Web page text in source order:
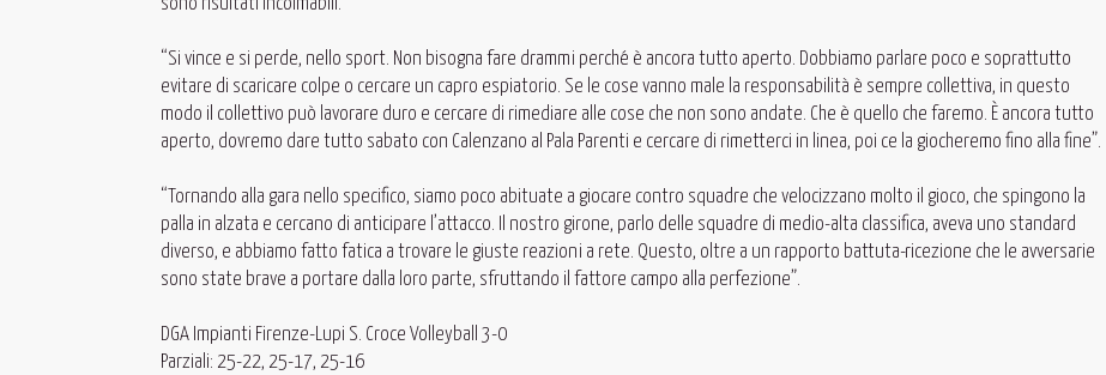
sono risultati incolmabili.
“Si vince e si perde, nello sport. Non bisogna fare drammi perché è ancora tutto aperto. Dobbiamo parlare poco e soprattutto
evitare di scaricare colpe o cercare un capro espiatorio. Se le cose vanno male la responsabilità è sempre collettiva, in questo
modo il collettivo può lavorare duro e cercare di rimediare alle cose che non sono andate. Che è quello che faremo. È ancora tutto
aperto, dovremo dare tutto sabato con Calenzano al Pala Parenti e cercare di rimetterci in linea, poi ce la giocheremo fino alla fine”.
“Tornando alla gara nello specifico, siamo poco abituate a giocare contro squadre che velocizzano molto il gioco, che spingono la
palla in alzata e cercano di anticipare l’attacco. Il nostro girone, parlo delle squadre di medio-alta classifica, aveva uno standard
diverso, e abbiamo fatto fatica a trovare le giuste reazioni a rete. Questo, oltre a un rapporto battuta-ricezione che le avversarie
sono state brave a portare dalla loro parte, sfruttando il fattore campo alla perfezione”.
DGA Impianti Firenze-Lupi S. Croce Volleyball 3-0
Parziali: 25-22, 25-17, 25-16